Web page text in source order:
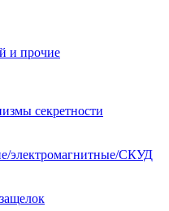
и прочие
секретности
электромагнитные/СКУД